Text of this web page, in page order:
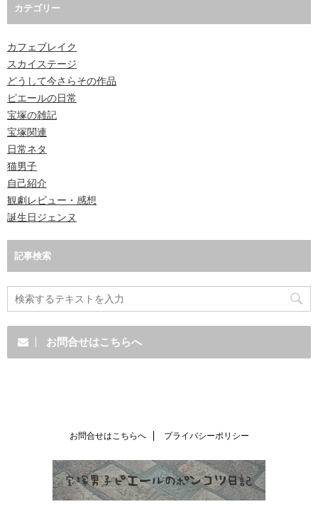
カテゴリー
カフェブレイク
スカイステージ
どうして今さらその作品
ピエールの日常
宝塚の雑記
宝塚関連
日常ネタ
猫男子
自己紹介
観劇レビュー・感想
誕生日ジェンヌ
記事検索
お問合せはこちらへ
お問合せはこちらへ プライバシーポリシー